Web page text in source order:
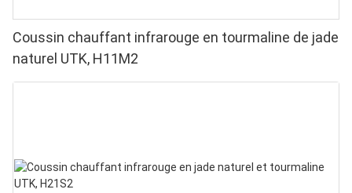
Coussin chauffant infrarouge en tourmaline de jade
naturel UTK, H11M2